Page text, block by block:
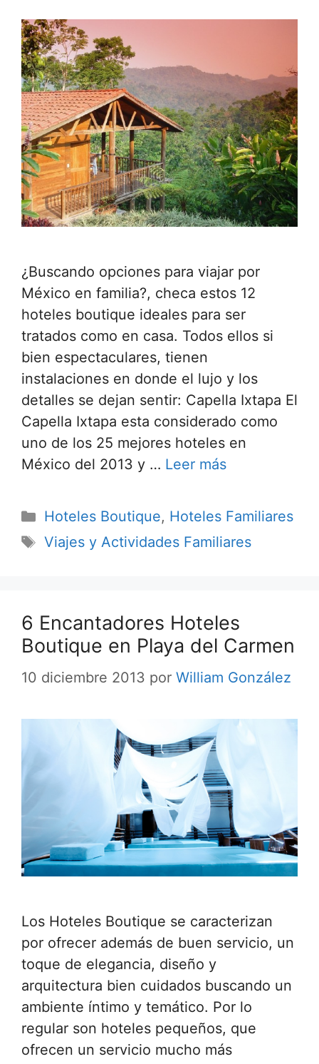
¿Buscando opciones para viajar por
México en familia?, checa estos 12
hoteles boutique ideales para ser
tratados como en casa. Todos ellos si
bien espectaculares, tienen
instalaciones en donde el lujo y los
detalles se dejan sentir: Capella Ixtapa El
Capella Ixtapa esta considerado como
uno de los 25 mejores hoteles en
México del 2013 y … Leer más
Categorías
Hoteles Boutique, Hoteles Familiares
Etiquetas
Viajes y Actividades Familiares
6 Encantadores Hoteles
Boutique en Playa del Carmen
10 diciembre 2013 por William González
Los Hoteles Boutique se caracterizan
por ofrecer además de buen servicio, un
toque de elegancia, diseño y
arquitectura bien cuidados buscando un
ambiente íntimo y temático. Por lo
regular son hoteles pequeños, que
ofrecen un servicio mucho más